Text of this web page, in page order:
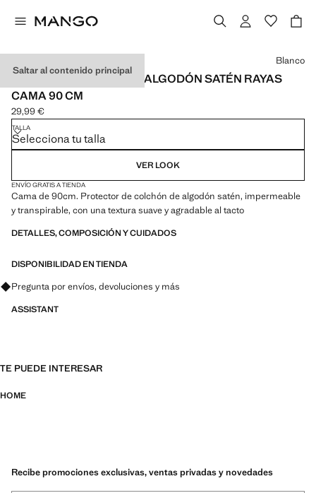
Saltar al contenido principal
PROTECTOR COLCHÓN ALGODÓN SATÉN RAYAS
CAMA 90 CM
Precio actual [29,99 € ]
29,99 €
Selecciona un color
Blanco
TALLA
Selecciona tu talla
VER LOOK
ENVÍO GRATIS A TIENDA
Cama de 90cm. Protector de colchón de algodón satén, impermeable
y transpirable, con una textura suave y agradable al tacto
DETALLES, COMPOSICIÓN Y CUIDADOS
DISPONIBILIDAD EN TIENDA
Pregunta por envíos, devoluciones y más
ASSISTANT
TE PUEDE INTERESAR
HOME
Recibe promociones exclusivas, ventas privadas y novedades